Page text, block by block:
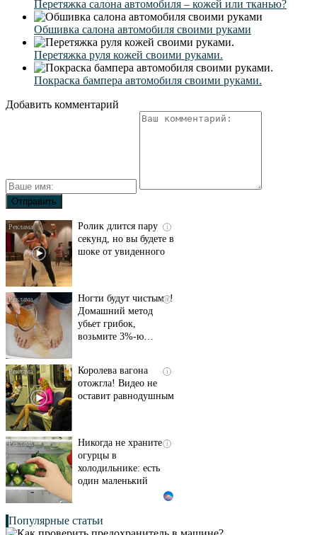
Перетяжка салона автомобиля – кожей или тканью?
Обшивка салона автомобиля своими руками
Перетяжка руля кожей своими руками.
Покраска бампера автомобиля своими руками.
Добавить комментарий
i
Ролик длится пару
секунд, но вы будете в
шоке от увиденного
i
Ногти будут чистыми!
Домашний метод
убьет грибок,
возьмите 3%-ю…
i
Королева вагона
отожгла! Видео не
оставит равнодушным
i
Никогда не храните
огурцы в
холодильнике: есть
один маленький
Популярные статьи